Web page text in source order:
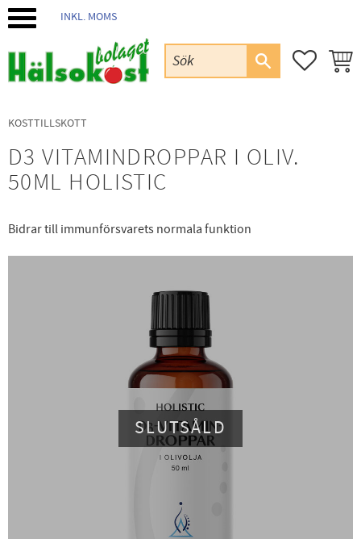
INKL. MOMS
KOSTTILLSKOTT
D3 VITAMINDROPPAR I OLIV.
50ML HOLISTIC
Bidrar till immunförsvarets normala funktion
SLUTSÅLD